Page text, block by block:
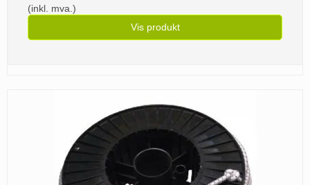
(inkl. mva.)
Vis produkt